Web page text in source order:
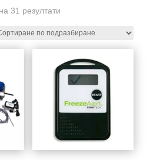
31 резултати